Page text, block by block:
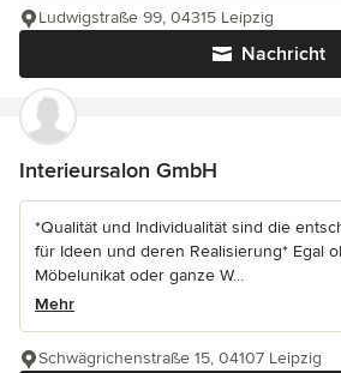
Nachricht
Ludwigstraße 99, 04315 Leipzig
Interieursalon GmbH
*Qualität und Individualität sind die
für Ideen und deren Realisierung* Egal
Möbelunikat oder ganze W...
Mehr
Schwägrichenstraße 15, 04107 Leipzig